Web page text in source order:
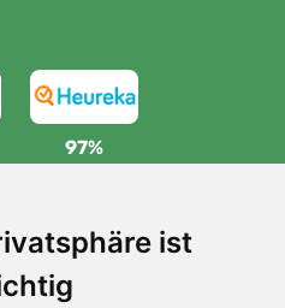
ist
97%
kostenlos
über 80 EUR